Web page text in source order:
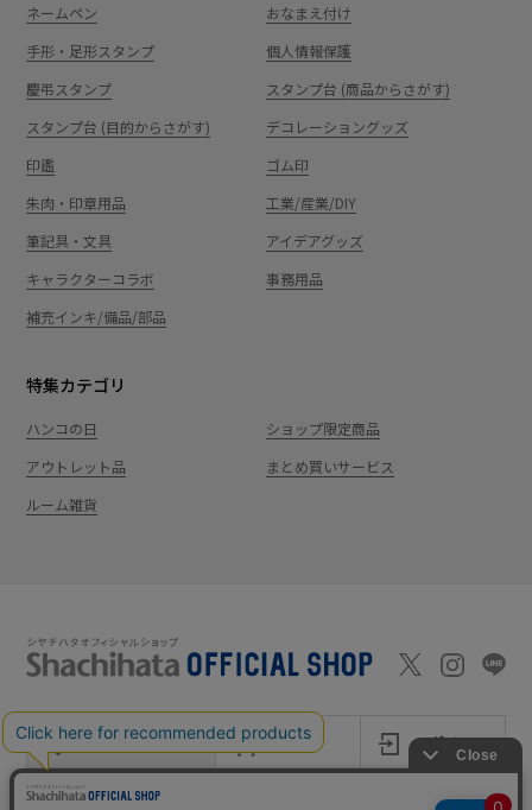
ネームペン
おなまえ付け
手形・足形スタンプ
個人情報保護
慶弔スタンプ
スタンプ台 (商品からさがす)
スタンプ台 (目的からさがす)
デコレーショングッズ
印鑑
ゴム印
朱肉・印章用品
工業/産業/DIY
筆記具・文具
アイデアグッズ
キャラクターコラボ
事務用品
補充インキ/備品/部品
特集カテゴリ
ハンコの日
ショップ限定商品
アウトレット品
まとめ買いサービス
ルーム雑貨
新規会員登録 カート ログイン
ショッピングガイド